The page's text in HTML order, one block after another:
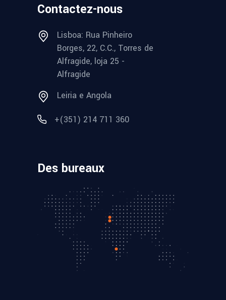
Contactez-nous
Lisboa: Rua Pinheiro
Borges, 22, C.C., Torres de
Alfragide, loja 25 -
Alfragide
Leiria e Angola
+(351) 214 711 360
Des bureaux